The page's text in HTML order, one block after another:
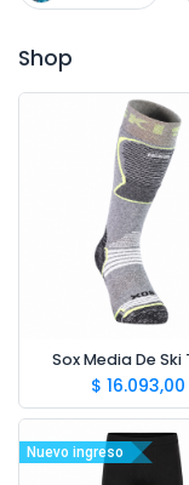
Shop
Sox Media De Ski
$ 16.093,00
Nuevo ingreso